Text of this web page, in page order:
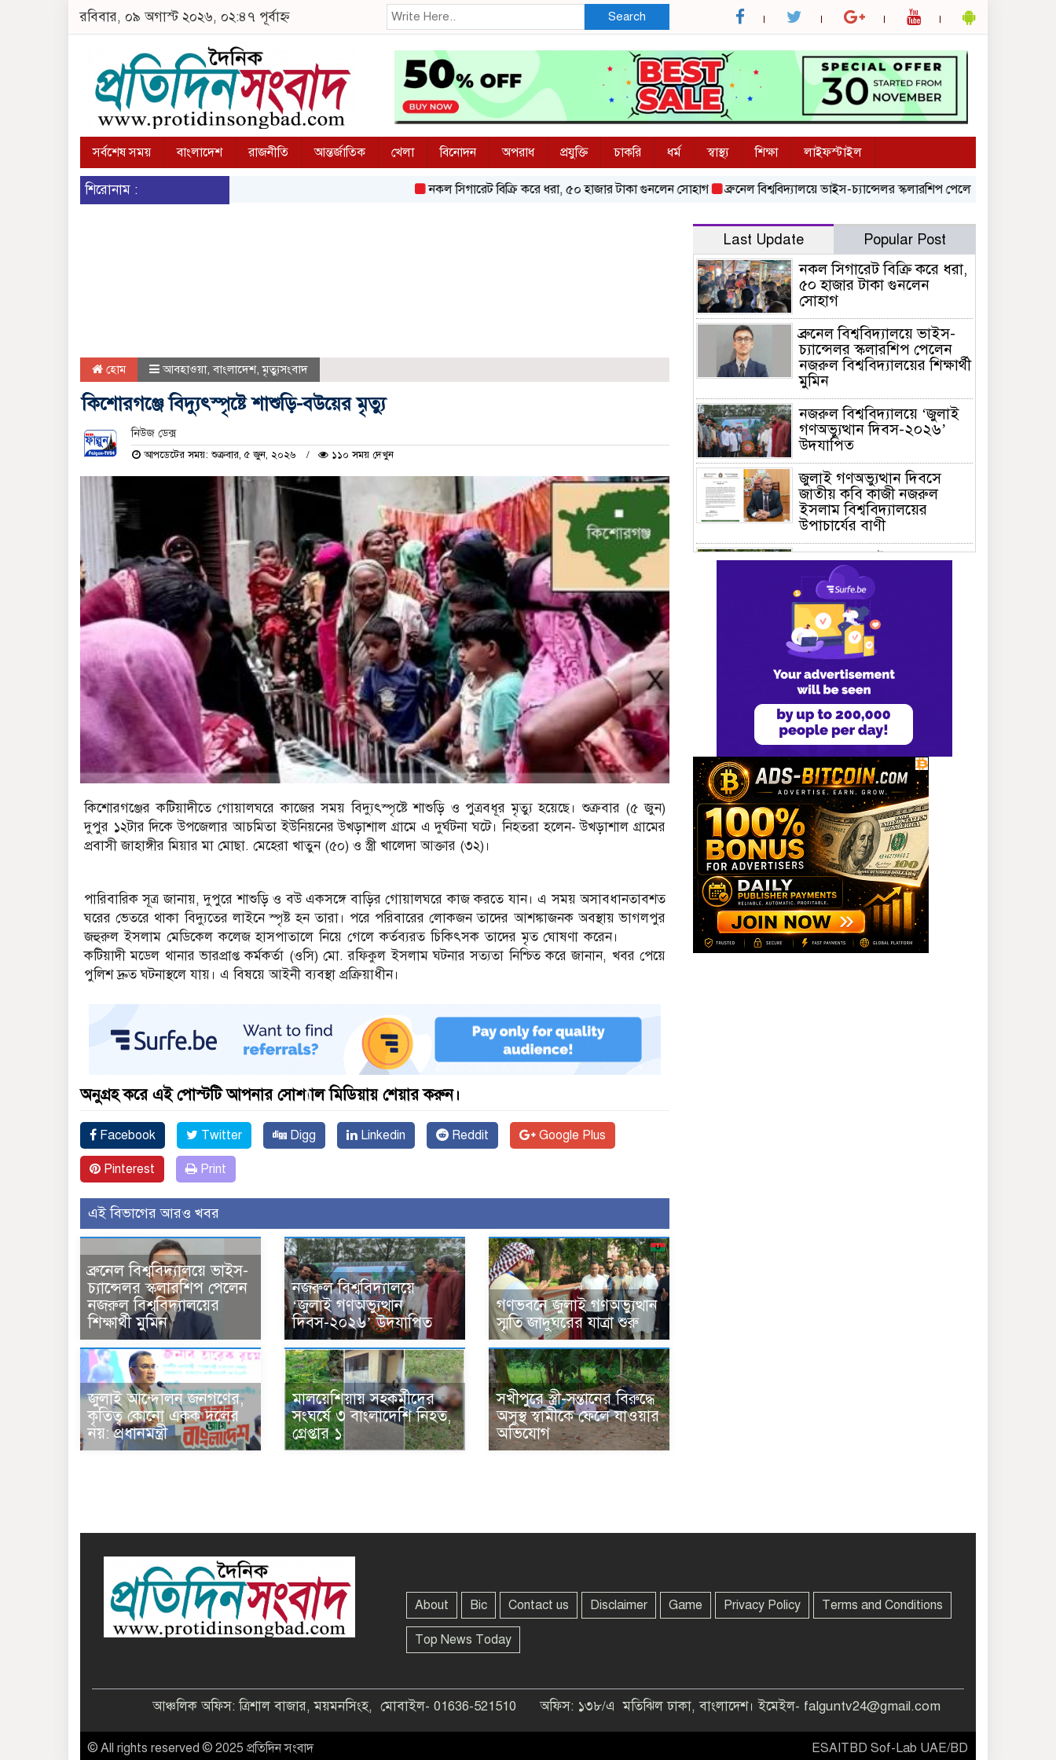
রবিবার, ০৯ অগাস্ট ২০২৬, ০২:৪৭ পূর্বাহ্ন Search
সর্বশেষ সময় বাংলাদেশ রাজনীতি আন্তর্জাতিক খেলা বিনোদন অপরাধ প্রযুক্তি চাকরি ধর্ম স্বাস্থ্য শিক্ষা লাইফস্টাইল
শিরোনাম : নকল সিগারেট বিক্রি করে ধরা, ৫০ হাজার টাকা গুনলেন সোহাগ ব্রুনেল বিশ্ববিদ্যালয়ে ভাইস-চ্যান্সেলর স্কলারশিপ পেলেন নজরুল বিশ্ববিদ্যালয়ের
হোম আবহাওয়া,বাংলাদেশ,মৃত্যুসংবাদ
কিশোরগঞ্জে বিদ্যুৎস্পৃষ্টে শাশুড়ি-বউয়ের মৃত্যু
নিউজ ডেক্স
আপডেটের সময়: শুক্রবার, ৫ জুন, ২০২৬ ১১০ সময় দেখুন
কিশোরগঞ্জের কটিয়াদীতে গোয়ালঘরে কাজের সময় বিদ্যুৎস্পৃষ্টে শাশুড়ি ও পুত্রবধূর মৃত্যু হয়েছে। শুক্রবার (৫ জুন)
দুপুর ১২টার দিকে উপজেলার আচমিতা ইউনিয়নের উখড়াশাল গ্রামে এ দুর্ঘটনা ঘটে। নিহতরা হলেন- উখড়াশাল গ্রামের
প্রবাসী জাহাঙ্গীর মিয়ার মা মোছা. মেহেরা খাতুন (৫০) ও স্ত্রী খালেদা আক্তার (৩২)।
পারিবারিক সূত্র জানায়, দুপুরে শাশুড়ি ও বউ একসঙ্গে বাড়ির গোয়ালঘরে কাজ করতে যান। এ সময় অসাবধানতাবশত
ঘরের ভেতরে থাকা বিদ্যুতের লাইনে স্পৃষ্ট হন তারা। পরে পরিবারের লোকজন তাদের আশঙ্কাজনক অবস্থায় ভাগলপুর
জহুরুল ইসলাম মেডিকেল কলেজ হাসপাতালে নিয়ে গেলে কর্তব্যরত চিকিৎসক তাদের মৃত ঘোষণা করেন।
কটিয়াদী মডেল থানার ভারপ্রাপ্ত কর্মকর্তা (ওসি) মো. রফিকুল ইসলাম ঘটনার সত্যতা নিশ্চিত করে জানান, খবর পেয়ে
পুলিশ দ্রুত ঘটনাস্থলে যায়। এ বিষয়ে আইনী ব্যবস্থা প্রক্রিয়াধীন।
অনুগ্রহ করে এই পোস্টটি আপনার সোশ্যাল মিডিয়ায় শেয়ার করুন।
Facebook Twitter Digg Linkedin Reddit Google Plus
Pinterest Print
এই বিভাগের আরও খবর
ব্রুনেল বিশ্ববিদ্যালয়ে ভাইস-
চ্যান্সেলর স্কলারশিপ পেলেন
নজরুল বিশ্ববিদ্যালয়ের
শিক্ষার্থী মুমিন
নজরুল বিশ্ববিদ্যালয়ে
‘জুলাই গণঅভ্যুত্থান
দিবস-২০২৬’ উদযাপিত
গণভবনে জুলাই গণঅভ্যুত্থান
স্মৃতি জাদুঘরের যাত্রা শুরু
জুলাই আন্দোলন জনগণের,
কৃতিত্ব কোনো একক দলের
নয়: প্রধানমন্ত্রী
মালয়েশিয়ায় সহকর্মীদের
সংঘর্ষে ৩ বাংলাদেশি নিহত,
গ্রেপ্তার ১
সখীপুরে স্ত্রী-সন্তানের বিরুদ্ধে
অসুস্থ স্বামীকে ফেলে যাওয়ার
অভিযোগ
Last Update Popular Post
নকল সিগারেট বিক্রি করে ধরা,
৫০ হাজার টাকা গুনলেন
সোহাগ
ব্রুনেল বিশ্ববিদ্যালয়ে ভাইস-
চ্যান্সেলর স্কলারশিপ পেলেন
নজরুল বিশ্ববিদ্যালয়ের শিক্ষার্থী
মুমিন
নজরুল বিশ্ববিদ্যালয়ে ‘জুলাই
গণঅভ্যুত্থান দিবস-২০২৬’
উদযাপিত
জুলাই গণঅভ্যুত্থান দিবসে
জাতীয় কবি কাজী নজরুল
ইসলাম বিশ্ববিদ্যালয়ের
উপাচার্যের বাণী
গণভবনে জুলাই গণঅভ্যুত্থান
স্মৃতি জাদুঘরের যাত্রা শুরু
জুলাই আন্দোলন জনগণের,
কৃতিত্ব কোনো একক দলের নয়:
প্রধানমন্ত্রী
মালয়েশিয়ায় সহকর্মীদের
সংঘর্ষে ৩ বাংলাদেশি নিহত,
গ্রেপ্তার ১
শহীদের আত্মত্যাগে গড়া জাতীয়
ঐক্য রক্ষা করতে হবে :
প্রধানমন্ত্রী
সাভারে এমপি ও তাঁর স্ত্রীকে
শিক্ষাপ্রতিষ্ঠানের সভাপতি,
উঠেছে আইনি প্রশ্ন
নজরুল বিশ্ববিদ্যালয়ে ব্যবসায়
প্রশাসন অনুষদের গবেষণা
প্রকল্প ২০২৫-২৬ অর্থবছরের
সেমিনার
About Bic Contact us Disclaimer Game Privacy Policy Terms and Conditions
Top News Today
আঞ্চলিক অফিস: ত্রিশাল বাজার, ময়মনসিংহ, মোবাইল- 01636-521510 অফিস: ১৩৮/এ মতিঝিল ঢাকা, বাংলাদেশ। ইমেইল- falguntv24@gmail.com
© All rights reserved © 2025 প্রতিদিন সংবাদ ESAITBD Sof-Lab UAE/BD